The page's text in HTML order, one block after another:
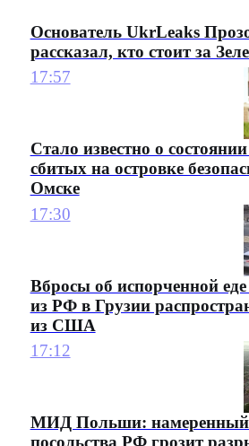
Основатель UkrLeaks
рассказал, кто стоит за
17:57
Стало известно о
сбитых на островке
Омске
17:30
Вбросы об испорченной
из РФ в Грузии
из США
17:12
МИД Польши: намеренный
посольства РФ грозит